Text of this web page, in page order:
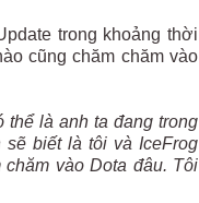
trong khoảng thời
cũng chăm chăm vào
thể là anh ta đang trong
biết là tôi và IceFrog
vào Dota đâu. Tôi